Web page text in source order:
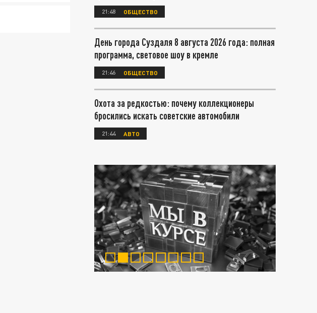
21:48 ОБЩЕСТВО
День города Суздаля 8 августа 2026 года: полная
программа, световое шоу в кремле
21:46 ОБЩЕСТВО
Охота за редкостью: почему коллекционеры
бросились искать советские автомобили
21:44 АВТО